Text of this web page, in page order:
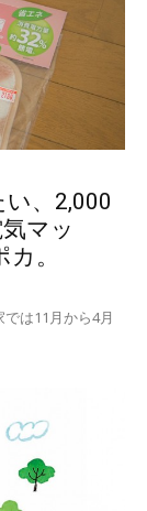
、2,000
マッ
。
は11月から4月